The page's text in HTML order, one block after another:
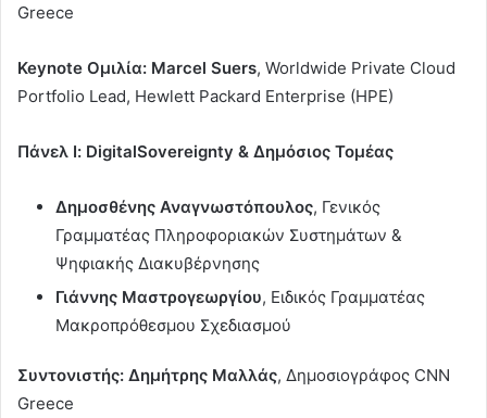
Greece
Keynote Ομιλία: Marcel Suers, Worldwide Private Cloud
Portfolio Lead, Hewlett Packard Enterprise (HPE)
Πάνελ Ι: DigitalSovereignty & Δημόσιος Τομέας
Δημοσθένης Αναγνωστόπουλος, Γενικός
Γραμματέας Πληροφοριακών Συστημάτων &
Ψηφιακής Διακυβέρνησης
Γιάννης Μαστρογεωργίου, Ειδικός Γραμματέας
Μακροπρόθεσμου Σχεδιασμού
Συντονιστής: Δημήτρης Μαλλάς, Δημοσιογράφος CNN
Greece